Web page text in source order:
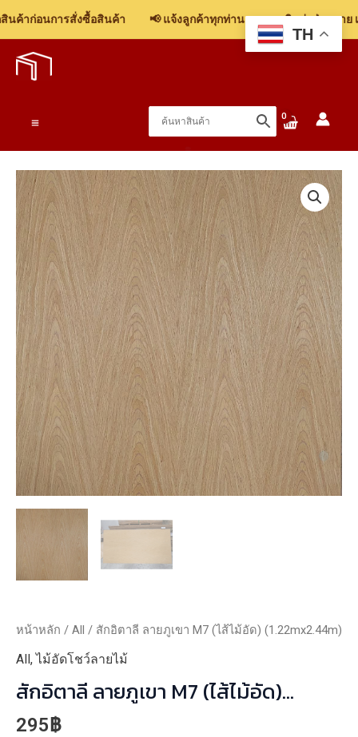
ค้าก่อนการสั่งซื้อสินค้า 📢 แจ้งลูกค้าทุกท่าน: รบกวนติดต่อฝ่ายขาย
Menu
หน้าหลัก / All / สักอิตาลี ลายภูเขา M7 (ไส้ไม้อัด) (1.22mx2.44m)
All,ไม้อัดโชว์ลายไม้
สักอิตาลี ลายภูเขา M7 (ไส้ไม้อัด)
(1.22mx2.44m)
295฿
TH
ภูเขา
M7
ไม้อัด)